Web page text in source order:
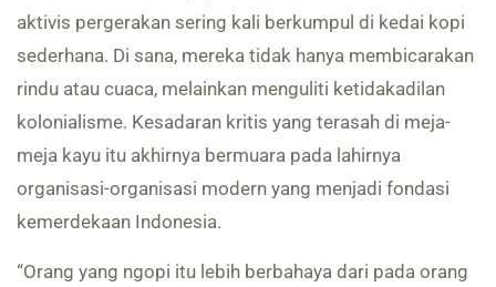
aktivis pergerakan sering kali berkumpul di kedai kopi
sederhana. Di sana, mereka tidak hanya membicarakan
rindu atau cuaca, melainkan menguliti ketidakadilan
kolonialisme. Kesadaran kritis yang terasah di meja-
meja kayu itu akhirnya bermuara pada lahirnya
organisasi-organisasi modern yang menjadi fondasi
kemerdekaan Indonesia.
“Orang yang ngopi itu lebih berbahaya dari pada orang